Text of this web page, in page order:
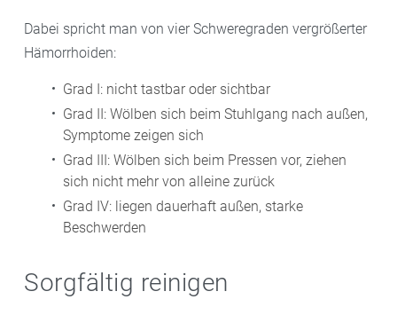
Dabei spricht man von vier Schweregraden vergrößerter
Hämorrhoiden:
Grad I: nicht tastbar oder sichtbar
Grad II: Wölben sich beim Stuhlgang nach außen,
Symptome zeigen sich
Grad III: Wölben sich beim Pressen vor, ziehen
sich nicht mehr von alleine zurück
Grad IV: liegen dauerhaft außen, starke
Beschwerden
Sorgfältig reinigen